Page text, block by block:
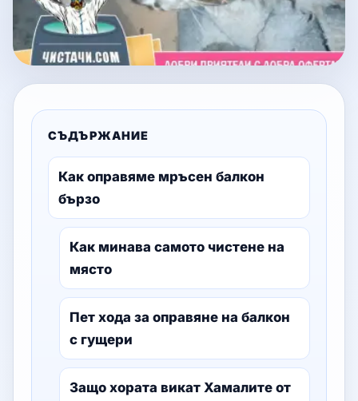
СЪДЪРЖАНИЕ
Как оправяме мръсен балкон
бързо
Как минава самото чистене на
място
Пет хода за оправяне на балкон
с гущери
Защо хората викат Хамалите от